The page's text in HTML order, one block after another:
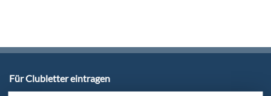
Für Clubletter eintragen